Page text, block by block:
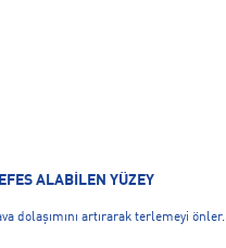
ALABİLEN YÜZEY
dolaşımını artırarak terlemeyi önler.